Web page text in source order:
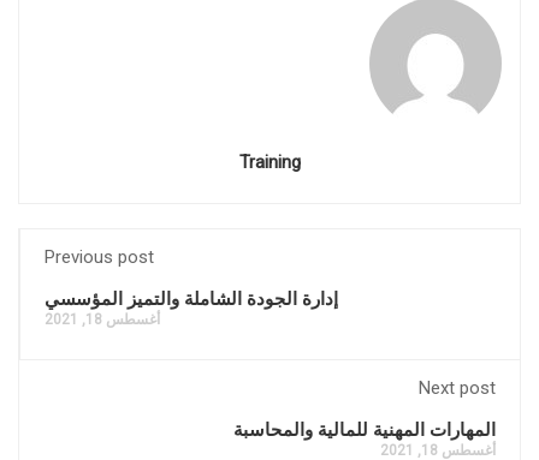
Training
Previous post
إدارة الجودة الشاملة والتميز المؤسسي
أغسطس 18, 2021
Next post
المهارات المهنية للمالية والمحاسبة
أغسطس 18, 2021